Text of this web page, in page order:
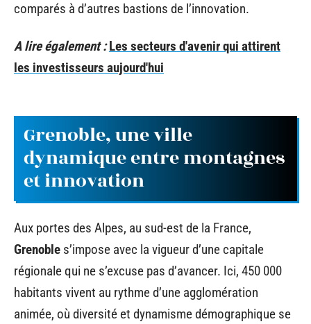
comparés à d’autres bastions de l’innovation.
A lire également : Les secteurs d'avenir qui attirent
les investisseurs aujourd'hui
Grenoble, une ville
dynamique entre montagnes
et innovation
Aux portes des Alpes, au sud-est de la France,
Grenoble s’impose avec la vigueur d’une capitale
régionale qui ne s’excuse pas d’avancer. Ici, 450 000
habitants vivent au rythme d’une agglomération
animée, où diversité et dynamisme démographique se